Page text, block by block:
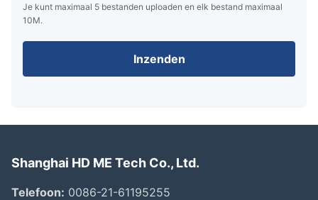
Je kunt maximaal 5 bestanden uploaden en elk bestand maximaal
10M.
Inzenden
Shanghai HD ME Tech Co., Ltd.
Telefoon: 0086-21-61195255